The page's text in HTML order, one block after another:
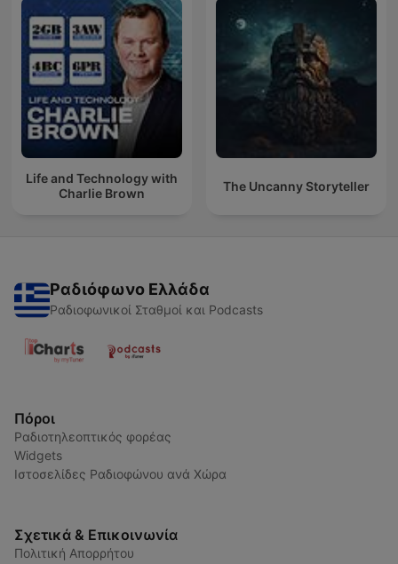
Life and Technology with
Charlie Brown
The Uncanny Storyteller
Ραδιόφωνο Ελλάδα
Ραδιοφωνικοί Σταθμοί και Podcasts
Πόροι
Ραδιοτηλεοπτικός φορέας
Widgets
Ιστοσελίδες Ραδιοφώνου ανά Χώρα
Σχετικά & Επικοινωνία
Πολιτική Απορρήτου